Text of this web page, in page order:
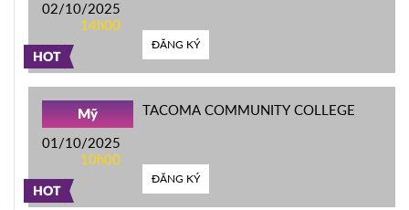
HOT
02/10/2025
14h00
ĐĂNG KÝ
HOT
Mỹ
01/10/2025
10h00
TACOMA COMMUNITY COLLEGE
ĐĂNG KÝ